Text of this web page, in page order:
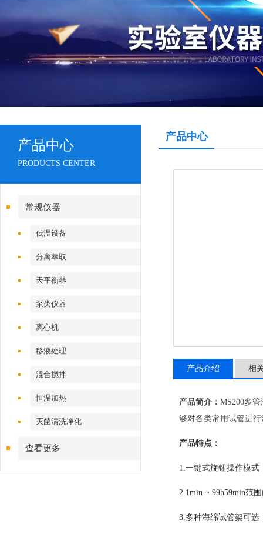
产品中心
PRODUCTS CENTER
常规仪器
低温设备
分离萃取
天平衡器
泵类仪器
离心机
移液处理
混合搅拌
恒温加热
灭菌清洗净化
查看更多
产品中心
产品介绍 相
产品简介： MS200多
够对各类常用试管进
产品特点：
1.一键式旋钮操作模式
2.1min ~ 99h59min范
3.多种海绵试管架可选